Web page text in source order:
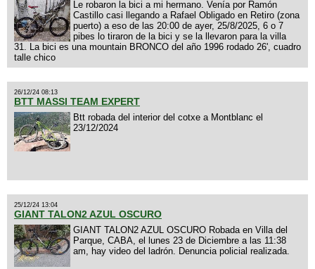
Le robaron la bici a mi hermano. Venía por Ramón
Castillo casi llegando a Rafael Obligado en Retiro (zona
puerto) a eso de las 20:00 de ayer, 25/8/2025, 6 o 7
pibes lo tiraron de la bici y se la llevaron para la villa
31. La bici es una mountain BRONCO del año 1996 rodado 26', cuadro
talle chico
26/12/24 08:13
BTT MASSI TEAM EXPERT
Btt robada del interior del cotxe a Montblanc el
23/12/2024
25/12/24 13:04
GIANT TALON2 AZUL OSCURO
GIANT TALON2 AZUL OSCURO Robada en Villa del
Parque, CABA, el lunes 23 de Diciembre a las 11:38
am, hay video del ladrón. Denuncia policial realizada.